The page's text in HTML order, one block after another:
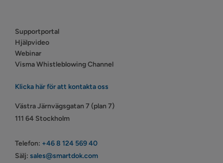
Supportportal
Hjälpvideo
Webinar
Visma Whistleblowing Channel
Klicka här för att kontakta oss
Västra Järnvägsgatan 7 (plan 7)
111 64 Stockholm
Telefon: +46 8 124 569 40
Sälj: sales@smartdok.com